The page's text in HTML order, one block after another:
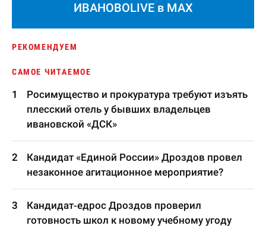
ИВАНОВОLIVE в MAX
РЕКОМЕНДУЕМ
САМОЕ ЧИТАЕМОЕ
Росимущество и прокуратура требуют изъять
плесский отель у бывших владельцев
ивановской «ДСК»
Кандидат «Единой России» Дроздов провел
незаконное агитационное мероприятие?
Кандидат-едрос Дроздов проверил
готовность школ к новому учебному угоду